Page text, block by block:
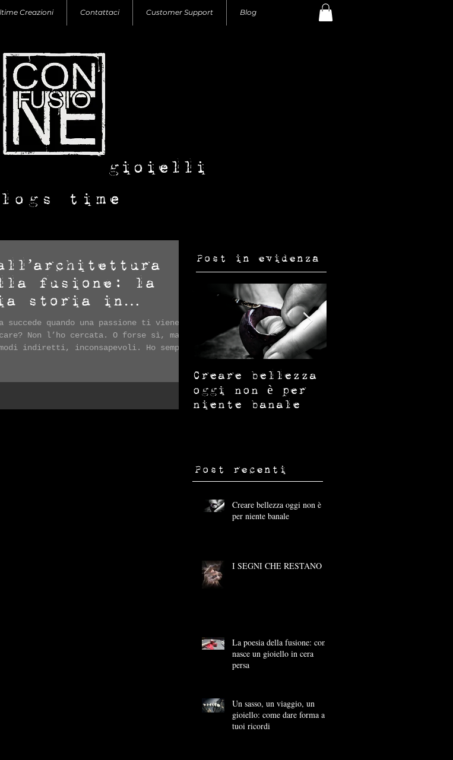
Creazioni Contattaci Customer Support Blog
gioielli
time
fusione: la
storia in
succede quando una passione ti viene a
Non l’ho cercata. O forse sì, ma
indiretti, inconsapevoli. Ho sempre
Post in evidenza
Creare bellezza
oggi non è per
niente banale
Post recenti
Creare bellezza oggi non è
per niente banale
I SEGNI CHE RESTANO
La poesia della fusione: come
nasce un gioiello in cera
persa
Un sasso, un viaggio, un
gioiello: come dare forma ai
tuoi ricordi